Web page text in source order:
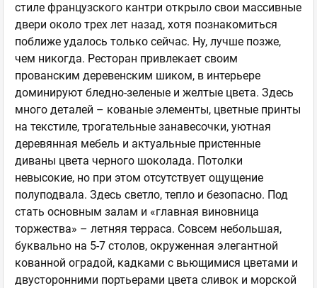
стиле французского кантри открыло свои массивные
двери около трех лет назад, хотя познакомиться
поближе удалось только сейчас. Ну, лучше позже,
чем никогда. Ресторан привлекает своим
прованским деревенским шиком, в интерьере
доминируют бледно-зеленые и желтые цвета. Здесь
много деталей – кованые элементы, цветные принты
на текстиле, трогательные занавесочки, уютная
деревянная мебель и актуальные пристенные
диваны цвета черного шоколада. Потолки
невысокие, но при этом отсутствует ощущение
полуподвала. Здесь светло, тепло и безопасно. Под
стать основным залам и «главная виновница
торжества» – летняя терраса. Совсем небольшая,
буквально на 5-7 столов, окруженная элегантной
кованной оградой, кадками с вьющимися цветами и
двусторонними портьерами цвета сливок и морской